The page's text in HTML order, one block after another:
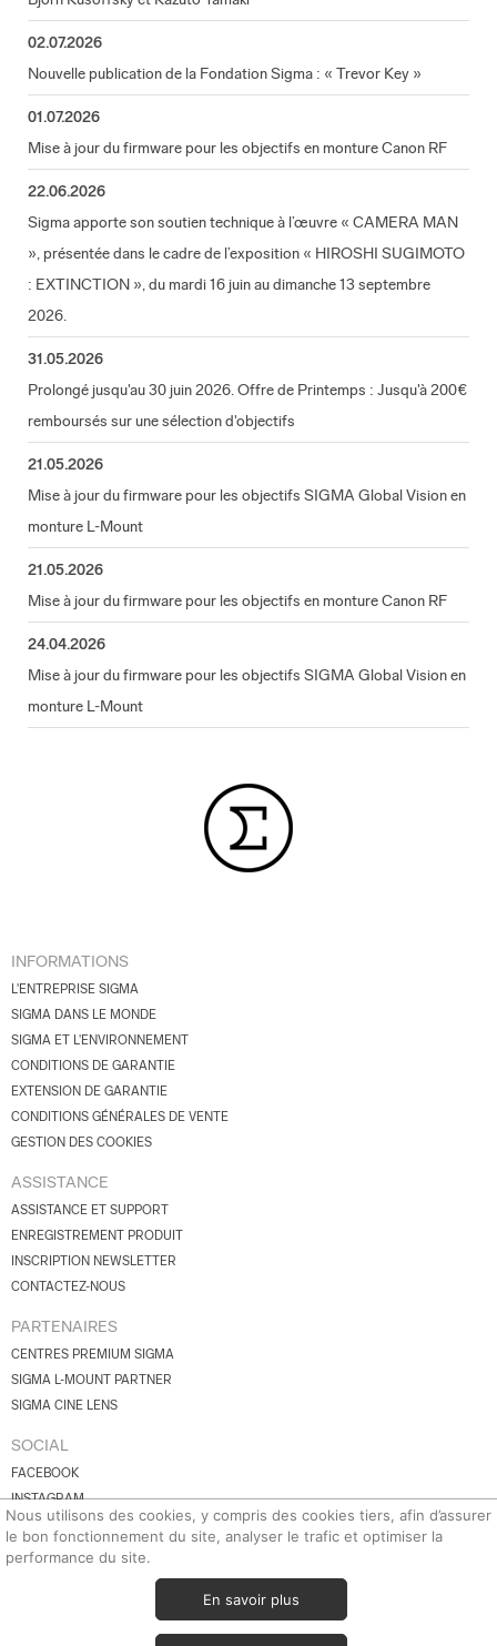
Nous utilisons des cookies, y compris des cookies tiers, afin d’assurer
le bon fonctionnement du site, analyser le trafic et optimiser la
performance du site.
En savoir plus
02.07.2026
Nouvelle publication de la Fondation Sigma : « Trevor Key »
01.07.2026
Mise à jour du firmware pour les objectifs en monture Canon RF
22.06.2026
Sigma apporte son soutien technique à l’œuvre « CAMERA MAN
», présentée dans le cadre de l’exposition « HIROSHI SUGIMOTO
: EXTINCTION », du mardi 16 juin au dimanche 13 septembre
2026.
31.05.2026
Prolongé jusqu'au 30 juin 2026. Offre de Printemps : Jusqu'à 200€
remboursés sur une sélection d'objectifs
21.05.2026
Mise à jour du firmware pour les objectifs SIGMA Global Vision en
monture L-Mount
21.05.2026
Mise à jour du firmware pour les objectifs en monture Canon RF
24.04.2026
Mise à jour du firmware pour les objectifs SIGMA Global Vision en
monture L-Mount
INFORMATIONS
L'ENTREPRISE SIGMA
SIGMA DANS LE MONDE
SIGMA ET L'ENVIRONNEMENT
CONDITIONS DE GARANTIE
EXTENSION DE GARANTIE
CONDITIONS GÉNÉRALES DE VENTE
GESTION DES COOKIES
ASSISTANCE
ASSISTANCE ET SUPPORT
ENREGISTREMENT PRODUIT
INSCRIPTION NEWSLETTER
CONTACTEZ-NOUS
PARTENAIRES
CENTRES PREMIUM SIGMA
SIGMA L-MOUNT PARTNER
SIGMA CINE LENS
SOCIAL
FACEBOOK
INSTAGRAM
YOUTUBE
BLUESKY
© 2026 SIGMA Corporation.